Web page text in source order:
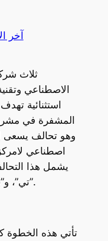
آخر
ثلاث
الاصطناعي
استثنائية
المشفرة في
اصطناعي
يشمل هذا
تي”، و”فِتش إيه آي”، و”أوشن بروتوكول”.
تأتي هذه الخطوة